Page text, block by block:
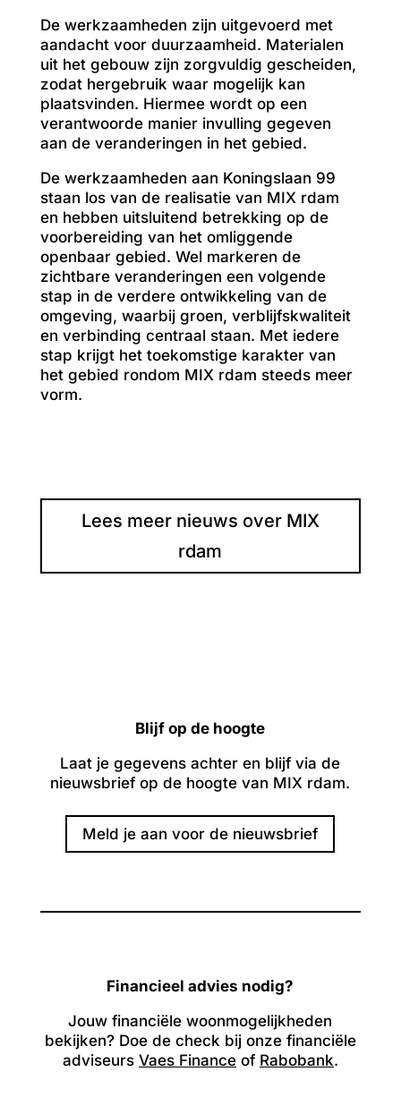
De werkzaamheden zijn uitgevoerd met
aandacht voor duurzaamheid. Materialen
uit het gebouw zijn zorgvuldig gescheiden,
zodat hergebruik waar mogelijk kan
plaatsvinden. Hiermee wordt op een
verantwoorde manier invulling gegeven
aan de veranderingen in het gebied.
De werkzaamheden aan Koningslaan 99
staan los van de realisatie van MIX rdam
en hebben uitsluitend betrekking op de
voorbereiding van het omliggende
openbaar gebied. Wel markeren de
zichtbare veranderingen een volgende
stap in de verdere ontwikkeling van de
omgeving, waarbij groen, verblijfskwaliteit
en verbinding centraal staan. Met iedere
stap krijgt het toekomstige karakter van
het gebied rondom MIX rdam steeds meer
vorm.
Lees meer nieuws over MIX
rdam
Blijf op de hoogte
Laat je gegevens achter en blijf via de
nieuwsbrief op de hoogte van MIX rdam.
Meld je aan voor de nieuwsbrief
Financieel advies nodig?
Jouw financiële woonmogelijkheden
bekijken? Doe de check bij onze financiële
adviseurs Vaes Financeof Rabobank.